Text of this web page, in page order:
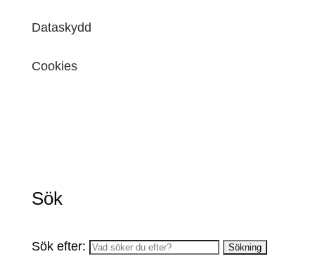
Dataskydd
Cookies
Sök
Sök efter: